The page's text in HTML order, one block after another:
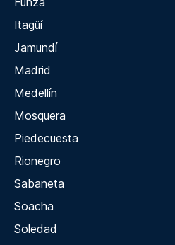
Itagüí
Jamundí
Madrid
Medellín
Mosquera
Piedecuesta
Rionegro
Sabaneta
Soacha
Soledad